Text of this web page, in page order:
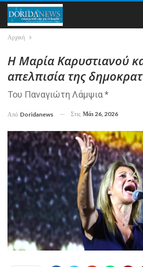
Αρχική
Η Μαρία Καρυστιανού
απελπισία της
Του Παναγιώτη Λάμψια *
Από Doridanews Στις Μάι 26, 2026